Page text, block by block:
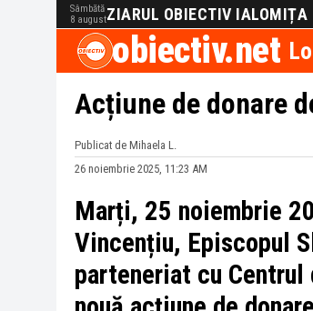
Sâmbătă
8 augustZIARUL OBIECTIV IALOMIȚA
obiectiv.net
Acțiune de donare
Publicat de Mihaela L.
26 noiembrie 2025, 11:23 AM
Marți, 25 noiembrie
Vincențiu, Episcopul
parteneriat cu Centrul